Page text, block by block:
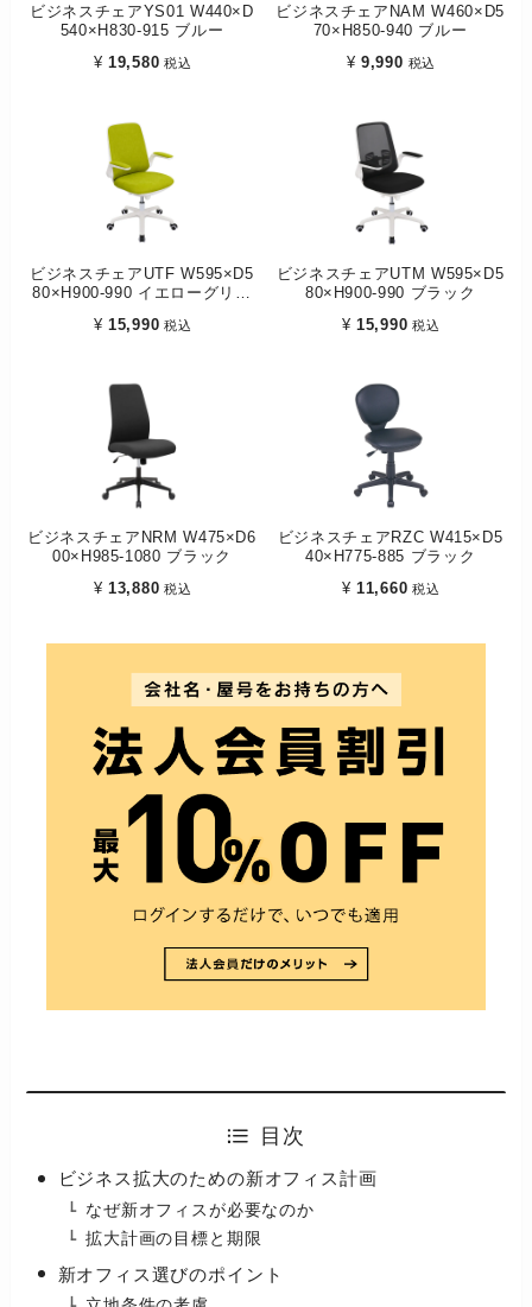
ビジネスチェアYS01 W440×D
540×H830-915 ブルー
¥ 19,580 税込
ビジネスチェアNAM W460×D5
70×H850-940 ブルー
¥ 9,990 税込
ビジネスチェアUTF W595×D5
80×H900-990 イエローグリー
¥ 15,990 税込
ビジネスチェアUTM W595×D5
80×H900-990 ブラック
¥ 15,990 税込
ビジネスチェアNRM W475×D6
00×H985-1080 ブラック
¥ 13,880 税込
ビジネスチェアRZC W415×D5
40×H775-885 ブラック
¥ 11,660 税込
目次
ビジネス拡大のための新オフィス計画
なぜ新オフィスが必要なのか
拡大計画の目標と期限
新オフィス選びのポイント